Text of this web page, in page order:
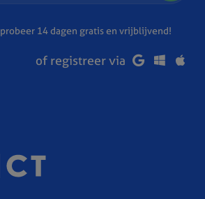
probeer 14 dagen gratis en vrijblijvend!
of registreer via